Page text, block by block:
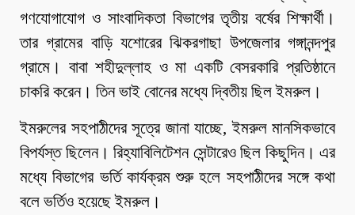
গণযোগাযোগ ও সাংবাদিকতা বিভাগের তৃতীয় বর্ষের শিক্ষার্থী।
তার গ্রামের বাড়ি যশোরের ঝিকরগাছা উপজেলার গঙ্গানন্দপুর
গ্রামে। বাবা শহীদুল্লাহ ও মা একটি বেসরকারি প্রতিষ্ঠানে
চাকরি করেন। তিন ভাই বোনের মধ্যে দ্বিতীয় ছিল ইমরুল।
ইমরুলের সহপাঠীদের সূত্রে জানা যাচ্ছে, ইমরুল মানসিকভাবে
বিপর্যস্ত ছিলেন। রিহ্যাবিলিটেশন সেন্টারেও ছিল কিছুদিন। এর
মধ্যে বিভাগের ভর্তি কার্যক্রম শুরু হলে সহপাঠীদের সঙ্গে কথা
বলে ভর্তিও হয়েছে ইমরুল।